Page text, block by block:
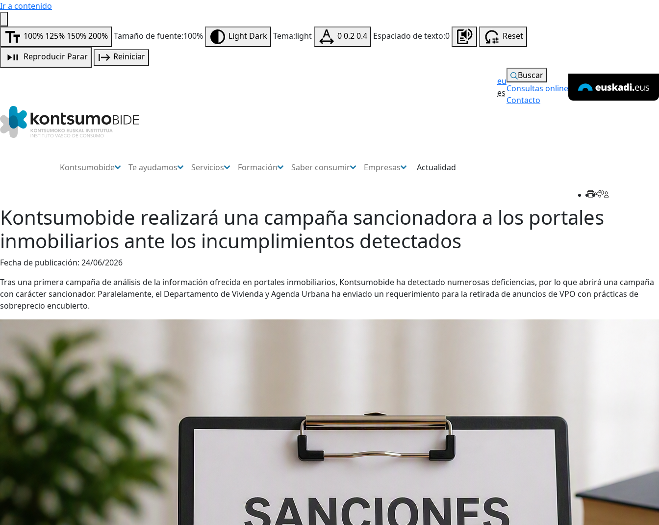
Ir a contenido
100% 125% 150%200% Tamaño de fuente:100% Light Dark Tema:light 00.20.4 Espaciado de texto:0
Reset
Reproducir Parar Reiniciar
eu
es
Buscar
Consultas online
Contacto
Kontsumobide Te ayudamos Servicios Formación Saber consumir Empresas Actualidad
Kontsumobide realizará una campaña sancionadora a los portales
inmobiliarios ante los incumplimientos detectados
Fecha de publicación: 24/06/2026
Tras una primera campaña de análisis de la información ofrecida en portales inmobiliarios, Kontsumobide ha detectado numerosas deficiencias, por lo que abrirá una campaña
con carácter sancionador. Paralelamente, el Departamento de Vivienda y Agenda Urbana ha enviado un requerimiento para la retirada de anuncios de VPO con prácticas de
sobreprecio encubierto.